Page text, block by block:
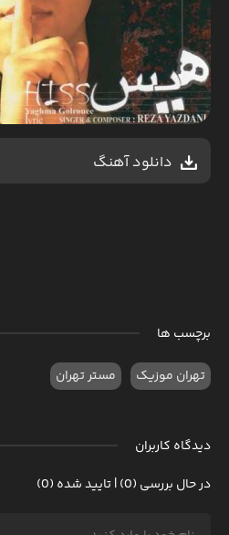
دانلود آهنگ
برچسب ها
تهران موزیک مستر تهران
دیدگاه کاربران
در حال بررسی (0) | تایید شده (0)